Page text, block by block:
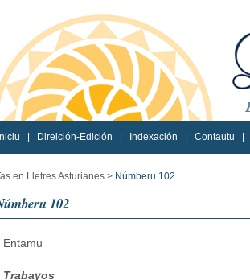
Direición-Edición Indexación Contautu
en Lletres Asturianes > Númberu 102
102
Entamu
Trabayos